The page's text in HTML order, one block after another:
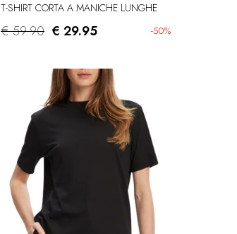
T-SHIRT CORTA A MANICHE LUNGHE
€ 59.90 -50%
€ 29.95